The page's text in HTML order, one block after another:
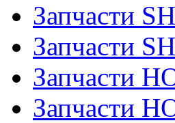
Запчасти
Запчасти
Запчасти
Запчасти